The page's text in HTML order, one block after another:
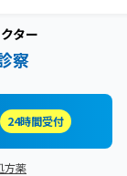
ター
察
24時間受付
方薬